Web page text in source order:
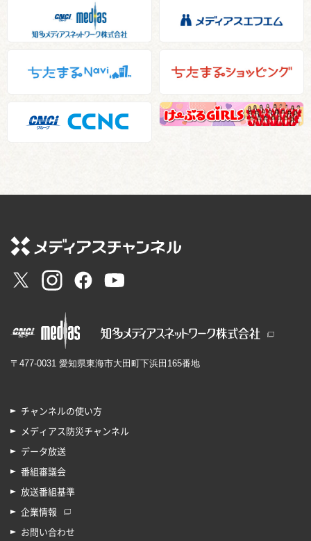
〒477-0031 愛知県東海市大田町下浜田165番地
チャンネルの使い方
メディアス防災チャンネル
データ放送
番組審議会
放送番組基準
企業情報
お問い合わせ